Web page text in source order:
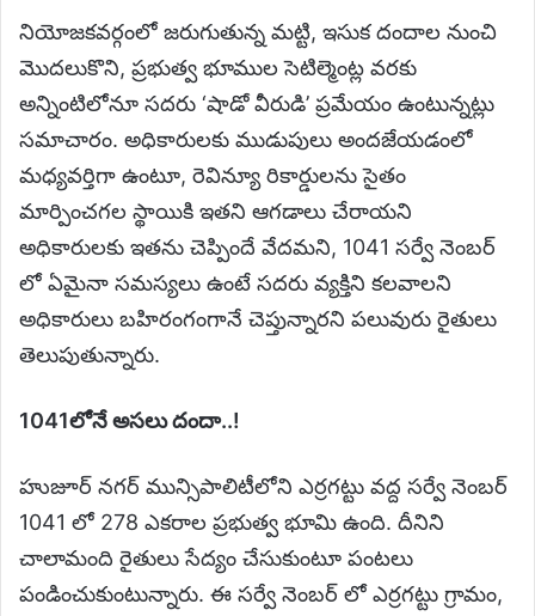
నియోజకవర్గంలో జరుగుతున్న మట్టి, ఇసుక దందాల నుంచి
మొదలుకొని, ప్రభుత్వ భూముల సెటిల్మెంట్ల వరకు
అన్నింటిలోనూ సదరు ‘షాడో వీరుడి’ ప్రమేయం ఉంటున్నట్లు
సమాచారం. అధికారులకు ముడుపులు అందజేయడంలో
మధ్యవర్తిగా ఉంటూ, రెవిన్యూ రికార్డులను సైతం
మార్పించగల స్థాయికి ఇతని ఆగడాలు చేరాయని
అధికారులకు ఇతను చెప్పిందే వేదమని, 1041 సర్వే నెంబర్
లో ఏమైనా సమస్యలు ఉంటే సదరు వ్యక్తిని కలవాలని
అధికారులు బహిరంగంగానే చెప్తున్నారని పలువురు రైతులు
తెలుపుతున్నారు.
1041లోనే అసలు దందా..!
హుజూర్ నగర్ మున్సిపాలిటీలోని ఎర్రగట్టు వద్ద సర్వే నెంబర్
1041 లో 278 ఎకరాల ప్రభుత్వ భూమి ఉంది. దీనిని
చాలామంది రైతులు సేద్యం చేసుకుంటూ పంటలు
పండించుకుంటున్నారు. ఈ సర్వే నెంబర్ లో ఎర్రగట్టు గ్రామం,